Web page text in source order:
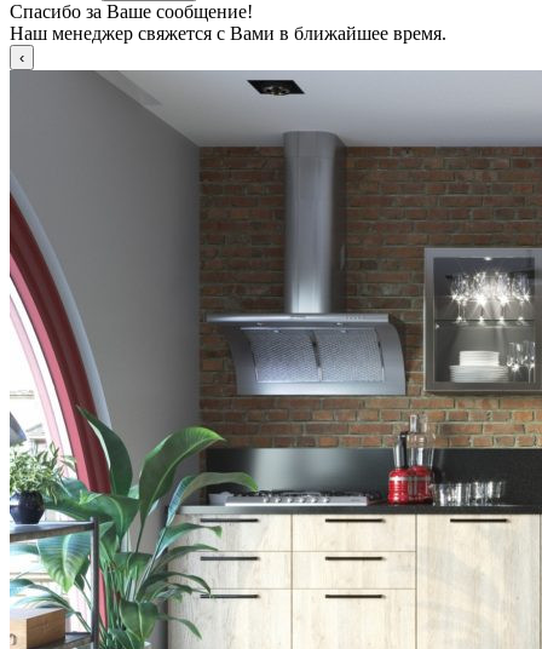
Спасибо за Ваше сообщение!
Наш менеджер свяжется с Вами в ближайшее время.